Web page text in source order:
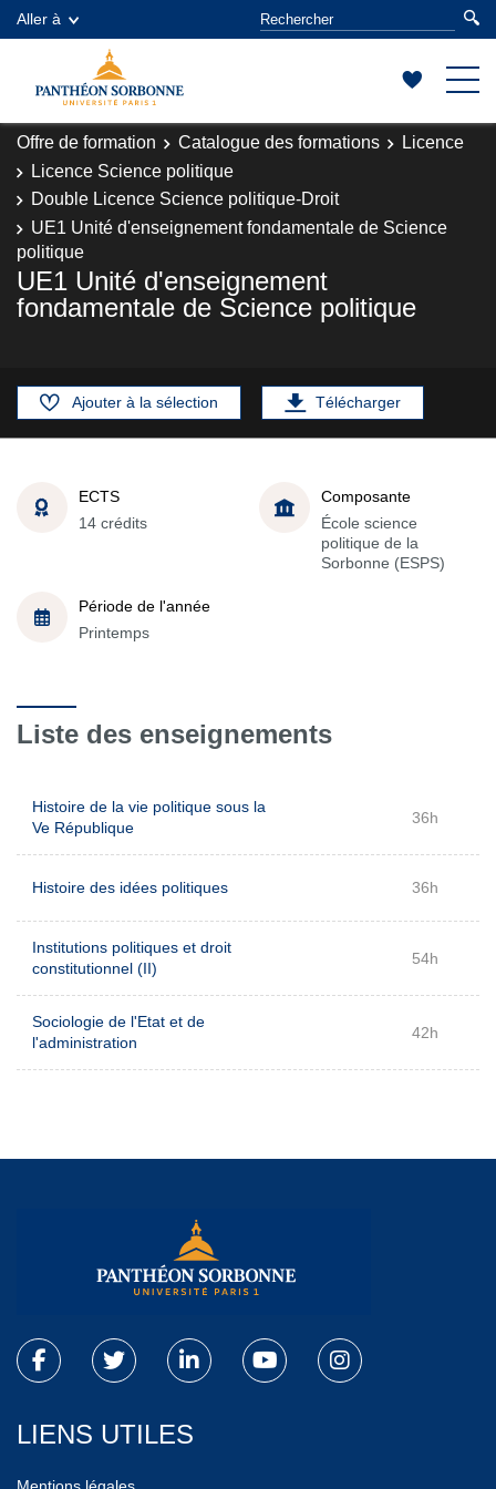
Aller à
Offre de formation Catalogue des formations
Licence
Licence Science politique
Double Licence Science politique-Droit
UE1 Unité d'enseignement fondamentale de Science
politique
UE1 Unité d'enseignement
fondamentale de Science politique
Ajouter à la sélection Télécharger
ECTS
14 crédits
Composante
École science
politique de la
Sorbonne (ESPS)
Période de l'année
Printemps
Liste des enseignements
Histoire de la vie politique sous la
Ve République
36h
Histoire des idées politiques 36h
Institutions politiques et droit
constitutionnel (II)
54h
Sociologie de l'Etat et de
l'administration
42h
LIENS UTILES
Mentions légales